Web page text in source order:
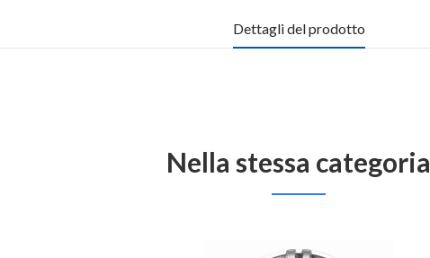
Dettagli del prodotto
Nella stessa categoria